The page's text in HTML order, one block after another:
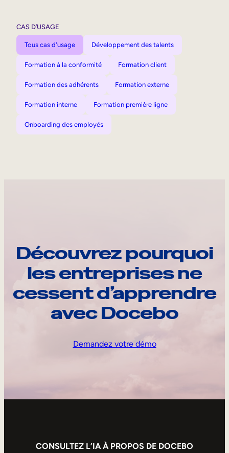
CAS D’USAGE
Tous cas d'usage Développement des talents
Formation à la conformité Formation client
Formation des adhérents Formation externe
Formation interne Formation première ligne
Onboarding des employés
Découvrez pourquoi
les entreprises ne
cessent d’apprendre
avec Docebo
Demandez votre démo
CONSULTEZ L’IA À PROPOS DE DOCEBO